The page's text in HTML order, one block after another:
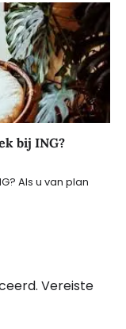
bij ING?
Als u van plan
Vereiste